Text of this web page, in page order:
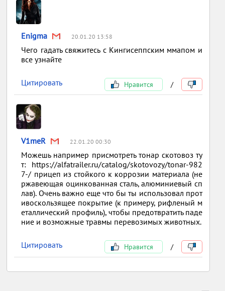
Enigma 20.01.20 13:58
Чего гадать свяжитесь с Кингисеппским ммапом и
все узнайте
Цитировать Нравится /
V1meR 22.01.20 00:30
Можешь например присмотреть тонар скотовоз ту
т: https://alfatrailer.ru/catalog/skotovozy/tonar-982
7-/ прицеп из стойкого к коррозии материала (не
ржавеющая оцинкованная сталь, алюминиевый сп
лав). Очень важно еще что бы ты использовал прот
ивоскользящее покрытие (к примеру, рифленый м
еталлический профиль), чтобы предотвратить паде
ние и возможные травмы перевозимых животных.
Цитировать Нравится /